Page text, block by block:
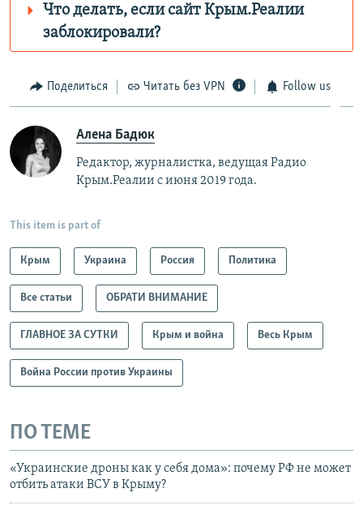
Что делать, если сайт Крым.Реалии
заблокировали?
Крым.Реалии
https://krymridzbveosfgsz-
fngvbuhxbscecdba.z02.azurefd.net/
Telegram Instagram
Крым.Реалии
Поделиться Читать без VPN Follow us
Алена Бадюк
Редактор, журналистка, ведущая Радио
Крым.Реалии с июня 2019 года.
This item is part of
Крым Украина Россия Политика
Все статьи ОБРАТИ ВНИМАНИЕ
ГЛАВНОЕ ЗА СУТКИ Крым и война Весь Крым
Война России против Украины
ПО ТЕМЕ
«Украинские дроны как у себя дома»: почему РФ не может
отбить атаки ВСУ в Крыму?